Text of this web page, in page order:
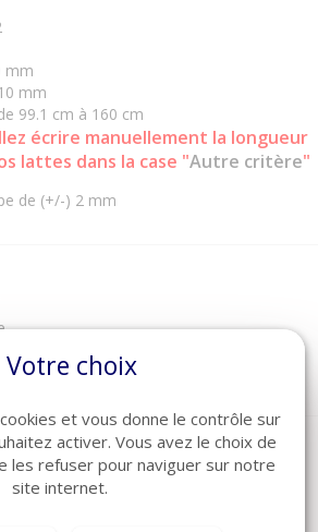
mm
mm
99.1 cm à 160 cm
écrire manuellement la longueur
lattes dans la case "Autre critère"
de (+/-) 2 mm
:
longueur de lattes :
Votre choix
et vous donne le contrôle sur
activer. Vous avez le choix de
les refuser pour naviguer sur notre
site internet.